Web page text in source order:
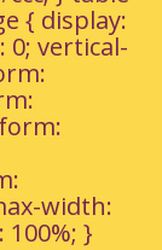
{ display:
vertical-
width:
}